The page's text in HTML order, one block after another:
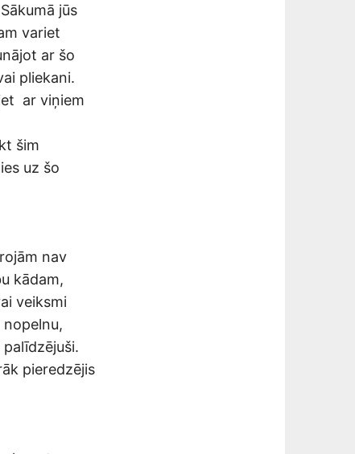
jūs
variet
ar šo
pliekani.
ar viņiem
šim
uz šo
nav
kādam,
veiksmi
pieredzējis